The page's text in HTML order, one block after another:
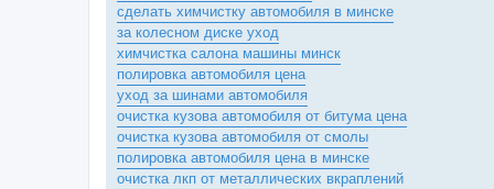
сделать химчистку автомобиля в минске
за колесном диске уход
химчистка салона машины минск
полировка автомобиля цена
уход за шинами автомобиля
очистка кузова автомобиля от битума цена
очистка кузова автомобиля от смолы
полировка автомобиля цена в минске
очистка лкп от металлических вкраплений